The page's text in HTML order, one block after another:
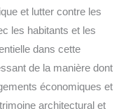
et lutter contre les
les habitants et les
dans cette
de la manière dont
économiques et
architectural et